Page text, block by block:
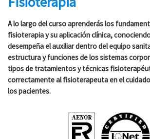
A lo largo del curso aprenderás los
fisioterapia y su aplicación clínica,
desempeña el auxiliar dentro del equipo
estructura y funciones de los sistemas
tipos de tratamientos y técnicas
correctamente al fisioterapeuta en el
los pacientes.